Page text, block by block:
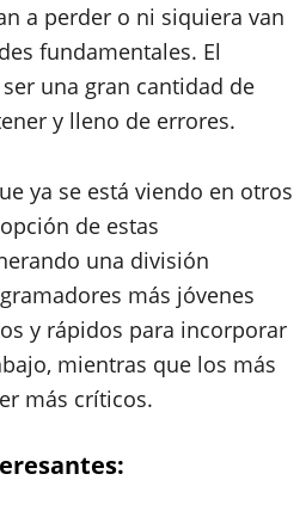
a perder o ni siquiera van
fundamentales. El
una gran cantidad de
y lleno de errores.
ya se está viendo en otros
de estas
una división
más jóvenes
y rápidos para incorporar
mientras que los más
más críticos.